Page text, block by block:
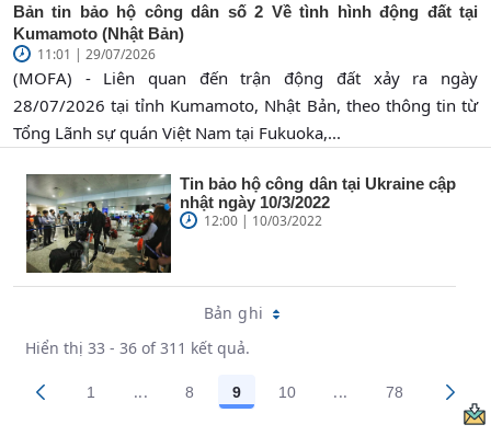
Bản tin bảo hộ công dân số 2 Về tình hình động đất tại
Kumamoto (Nhật Bản)
11:01 | 29/07/2026
(MOFA) - Liên quan đến trận động đất xảy ra ngày
28/07/2026 tại tỉnh Kumamoto, Nhật Bản, theo thông tin từ
Tổng Lãnh sự quán Việt Nam tại Fukuoka,...
Tin bảo hộ công dân tại Ukraine cập
nhật ngày 10/3/2022
12:00 | 10/03/2022
Bản ghi
Hiển thị 33 - 36 of 311 kết quả.
Các trang trên cổng
1 ...Trang trung gian Use TAB to navigate.
Các trang trên cổng
8 Các trang trên cổng
9 Các trang trên cổng
10 ...Trang trung gian
Các trang
78